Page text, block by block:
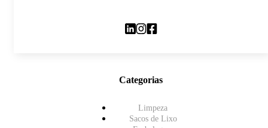
Categorias
Limpeza
Sacos de Lixo